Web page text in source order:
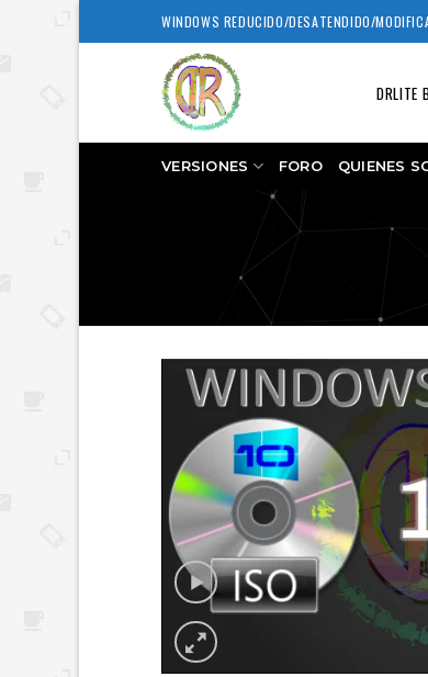
to
WINDOWS REDUCIDO/DESATENDIDO/
DRLITE
VERSIONES FORO QUIENES